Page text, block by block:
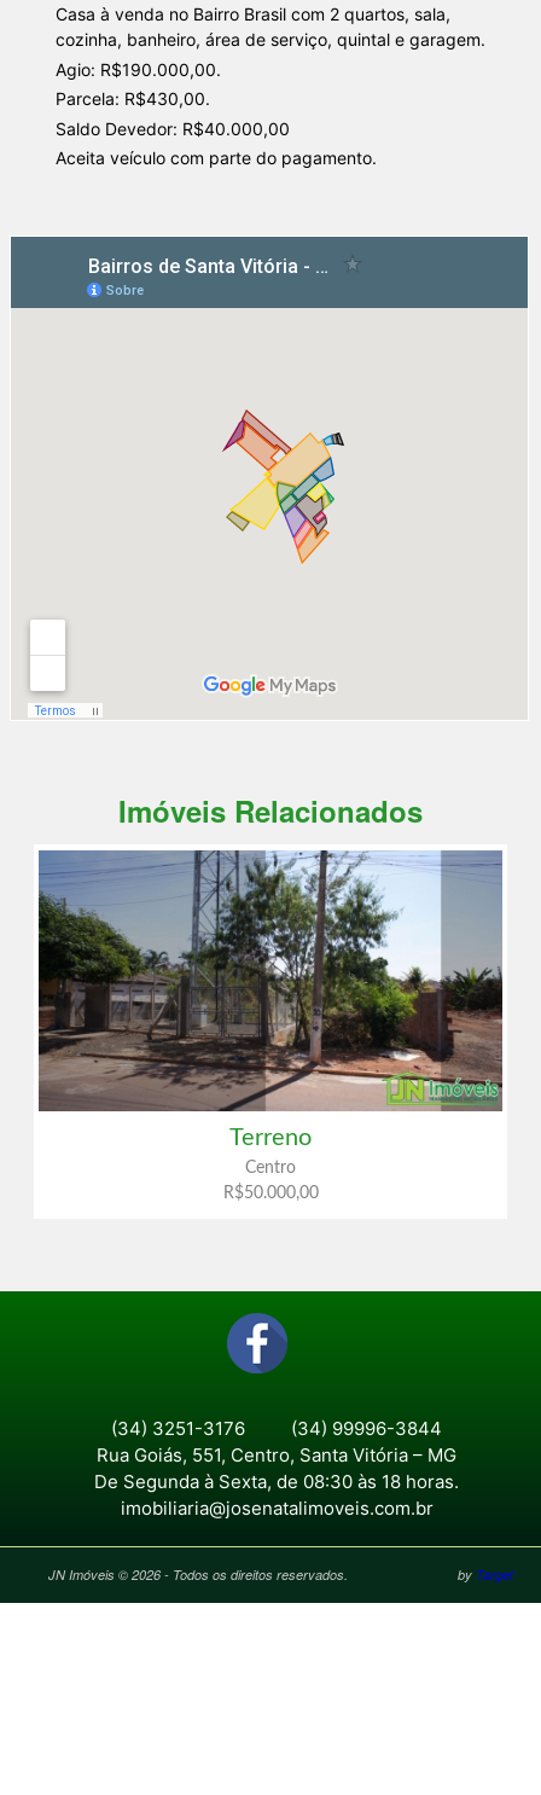
Casa à venda no Bairro Brasil com 2 quartos, sala,
cozinha, banheiro, área de serviço, quintal e garagem.
Agio: R$190.000,00.
Parcela: R$430,00.
Saldo Devedor: R$40.000,00
Aceita veículo com parte do pagamento.
Imóveis Relacionados
Terreno
Centro
R$50.000,00
(34) 3251-3176
(34) 99996-3844
Rua Goiás, 551, Centro, Santa Vitória – MG
De Segunda à Sexta, de 08:30 às 18 horas.
imobiliaria@josenatalimoveis.com.br
JN Imóveis © 2026 - Todos os direitos reservados. by Target